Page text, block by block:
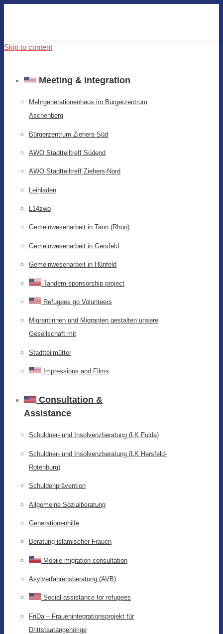
Skip to content
Meeting & Integration
Mehrgenerationenhaus im Bürgerzentrum
Aschenberg
Bürgerzentrum Ziehers-Süd
AWO Stadtteiltreff Südend
AWO Stadtteiltreff Ziehers-Nord
Leihladen
L14zwo
Gemeinwesenarbeit in Tann (Rhön)
Gemeinwesenarbeit in Gersfeld
Gemeinwesenarbeit in Hünfeld
Tandem-sponsorship project
Refugees go Volunteers
Migrantinnen und Migranten gestalten unsere
Gesellschaft mit
Stadtteilmütter
Impressions and Films
Consultation &
Assistance
Schuldner- und Insolvenzberatung (LK Fulda)
Schuldner- und Insolvenzberatung (LK Hersfeld-
Rotenburg)
Schuldenprävention
Allgemeine Sozialberatung
Generationenhilfe
Beratung islamischer Frauen
Mobile migration consultation
Asylverfahrensberatung (AVB)
Social assistance for refugees
FriDa – Frauenintegrationsprojekt für
Drittstaatangehörige